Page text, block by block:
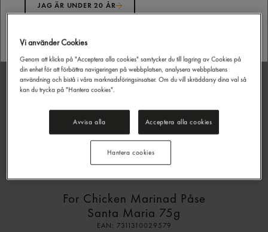
For Chicken Marinad Påse
Santa Maria 75g
EAN: 7311310029579
JAG ÄR UNDER 20 ÅR
Vi använder Cookies
Genom att klicka på "Acceptera alla cookies" samtycker du till lagring av Cookies på
din enhet för att förbättra navigeringen på webbplatsen, analysera webbplatsens
användning och bistå i våra marknadsföringsinsatser. Om du vill skräddarsy dina val så
kan du trycka på "Hantera cookies".
Avvisa alla Acceptera alla cookies
Hantera cookies